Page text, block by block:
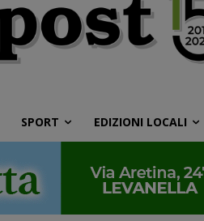
SPORT EDIZIONI LOCALI